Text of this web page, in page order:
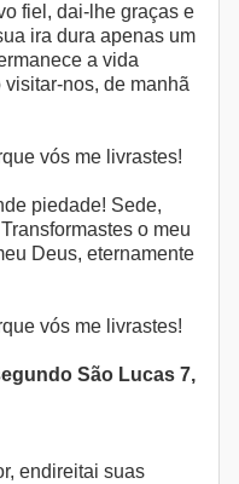
fiel, dai-lhe graças e
ira dura apenas um
a vida
nos, de manhã
vós me livrastes!
piedade! Sede,
o meu
Deus, eternamente
vós me livrastes!
São Lucas 7,
endireitai suas